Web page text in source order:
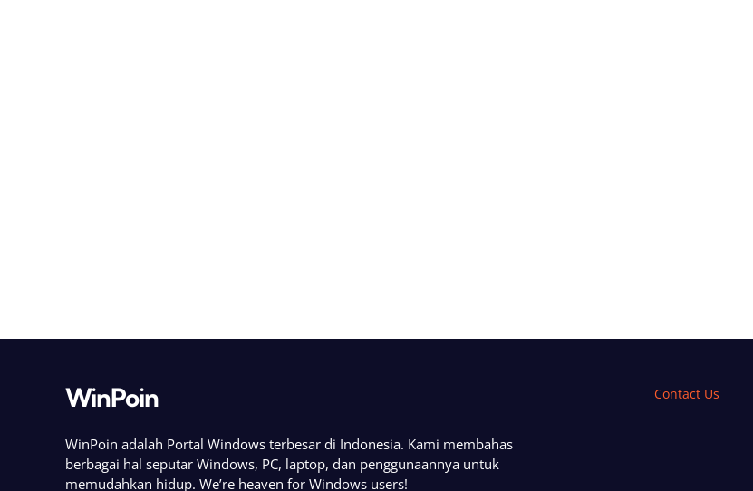
WinPoin
WinPoin adalah Portal Windows terbesar di Indonesia. Kami membahas
berbagai hal seputar Windows, PC, laptop, dan penggunaannya untuk
memudahkan hidup. We’re heaven for Windows users!
Contact Us